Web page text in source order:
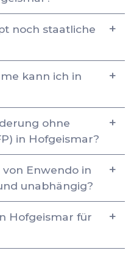
noch staatliche
kann ich in
ohne
in Hofgeismar?
Enwendo in
unabhängig?
Hofgeismar für